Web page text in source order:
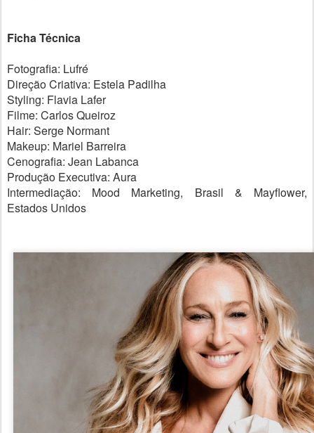
Ficha Técnica
Fotografia: Lufré
Direção Criativa: Estela Padilha
Styling: Flavia Lafer
Filme: Carlos Queiroz
Hair: Serge Normant
Makeup: Mariel Barreira
Cenografia: Jean Labanca
Produção Executiva: Aura
Intermediação: Mood Marketing, Brasil & Mayflower,
Estados Unidos